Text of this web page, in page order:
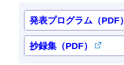
発表プログラム（PDF）
抄録集（PDF）